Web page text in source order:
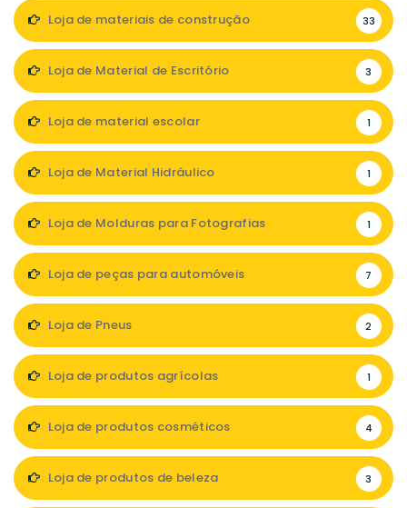
Loja de materiais de construção 33
Loja de Material de Escritório 3
Loja de material escolar 1
Loja de Material Hidráulico 1
Loja de Molduras para Fotografias 1
Loja de peças para automóveis 7
Loja de Pneus 2
Loja de produtos agrícolas 1
Loja de produtos cosméticos 4
Loja de produtos de beleza 3